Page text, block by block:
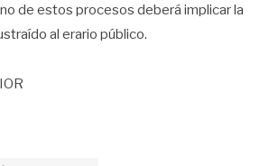
de estos procesos deberá implicar la
al erario público.